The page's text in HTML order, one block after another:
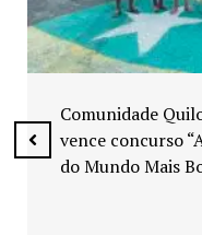
Exposição “Arte
espaços públicos